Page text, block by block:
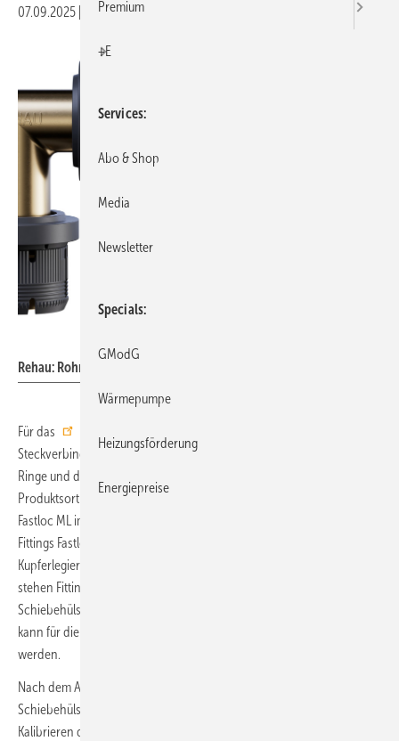
07.09.2025 Veröffentlicht in
Rehau: Rohrsystem Fastloc.
Für das
Steckverbindung mit der Sicherheit der Schiebehülse kombiniert: O-
Ringe und das Aufweiten der Rohre sind nicht erforderlich. Das
Produktsortiment besteht aus dem Metall-Kunststoff-Verbund-Rohr
Fastloc ML im Bereich von 16 bis 32 mm Durchmesser. Hinzukommen
Fittings Fastloc EX+ aus einer bleifreien, siliziumhaltigen
Kupferlegierung. Für Übergänge zu anderen metallischen Werkstoffen
stehen Fittings aus bleifreiem Rotguss zur Verfügung. Die
Schiebehülsen bestehen aus einem Hochleistungskunststoff. Fastloc
kann für die Trinkwasser- und für Heizungs-Installation eingesetzt
werden.
Nach dem Ablängen mit einer zugehörigen Rohrschere wird die
Schiebehülse auf das Rohr geschoben. Ein Aufweiten oder ein
Kalibrieren des Rohres ist nicht erforderlich. Danach wird der Fitting
Premium
+E
Services
Abo & Shop
Media
Newsletter
Specials
GModG
Wärmepumpe
Heizungsförderung
Energiepreise